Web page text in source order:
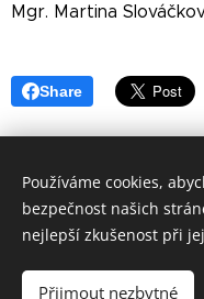
Mgr. Martina
Share
© 2016Základní škola
Používáme cookies,
bezpečnost našich
nejlepší zkušenost při
Přijmout nezbytné